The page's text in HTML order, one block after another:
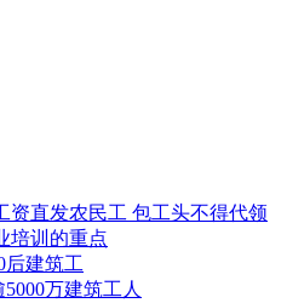
资直发农民工 包工头不得代领
培训的重点
后建筑工
万建筑工人